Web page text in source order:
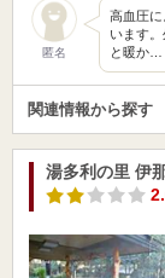
匿名
高血圧
います
と暖か…
関連情報から探す
湯多利の里 伊